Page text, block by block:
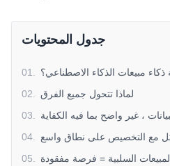
جدول المحتويات
01
مبيعات الذكاء الاصطناعي؟
02
لماذا تتحول جميع الفرق
03
، غير واضح بما فيه الكفاية
04
مع التخصيص على نطاق واسع
05
السلبية = فرصة مفقودة